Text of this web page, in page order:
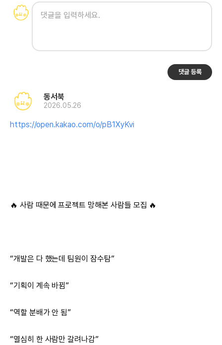
댓글 등록
동서북
2026.05.26
https://open.kakao.com/o/pB1XyKvi
🔥 사람 때문에 프로젝트 망해본 사람들 모집 🔥
“개발은 다 했는데 팀원이 잠수탐”
“기획이 계속 바뀜”
“역할 분배가 안 됨”
“열심히 한 사람만 갈려나감”